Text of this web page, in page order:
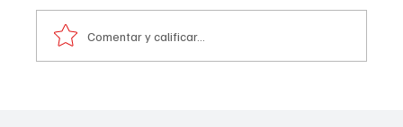
Comentar y calificar...